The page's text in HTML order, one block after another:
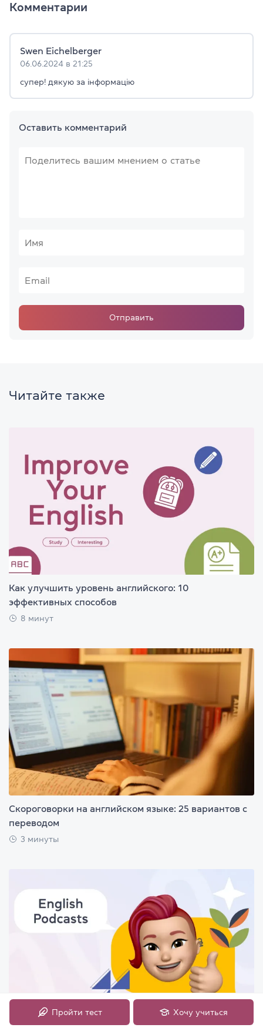
Комментарии
Swen Eichelberger
06.06.2024 в 21:25
супер! дякую за інформацію
Оставить комментарий
Отправить
Читайте также
Как улучшить уровень английского: 10
эффективных способов
8 минут
Скороговорки на английском языке: 25 вариантов с
переводом
3 минуты
Пройти тест Хочу учиться